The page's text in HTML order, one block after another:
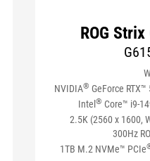
ROG
NVIDIA® GeForce
Intel® Core™ i9-
16" 2.5K (2560 x 1600,
300Hz
1TB M.2 NVMe™ PCIe